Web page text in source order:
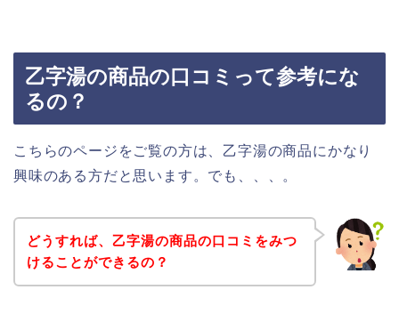
乙字湯の商品の口コミって参考にな
るの？
こちらのページをご覧の方は、乙字湯の商品にかなり
興味のある方だと思います。でも、、、。
どうすれば、乙字湯の商品の口コミをみつ
けることができるの？